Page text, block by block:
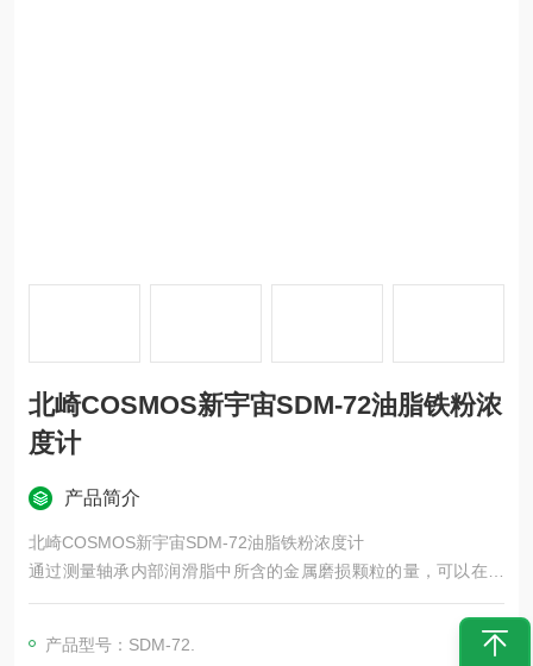
北崎COSMOS新宇宙SDM-72油脂铁粉浓
度计
产品简介
北崎COSMOS新宇宙SDM-72油脂铁粉浓度计
通过测量轴承内部润滑脂中所含的金属磨损颗粒的量，可以在振
动值增加之前检查磨损状态。
产品型号：SDM-72.